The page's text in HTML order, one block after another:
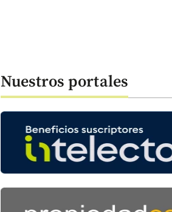
Nuestros portales